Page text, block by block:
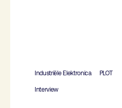
Industriële Elektronica PLOT
Interview